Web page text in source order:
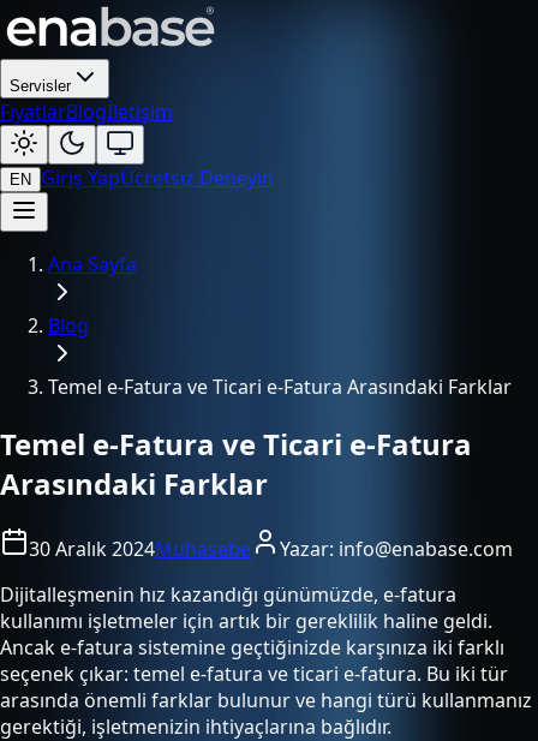
Servisler
FiyatlarBlogİletişim
EN Giriş YapÜcretsiz Deneyin
Ana Sayfa
Blog
Temel e-Fatura ve Ticari e-Fatura Arasındaki Farklar
Temel e-Fatura ve Ticari e-Fatura
Arasındaki Farklar
30 Aralık 2024Muhasebe Yazar: info@enabase.com
Dijitalleşmenin hız kazandığı günümüzde, e-fatura
kullanımı işletmeler için artık bir gereklilik haline geldi.
Ancak e-fatura sistemine geçtiğinizde karşınıza iki farklı
seçenek çıkar: temel e-fatura ve ticari e-fatura. Bu iki tür
arasında önemli farklar bulunur ve hangi türü kullanmanız
gerektiği, işletmenizin ihtiyaçlarına bağlıdır.